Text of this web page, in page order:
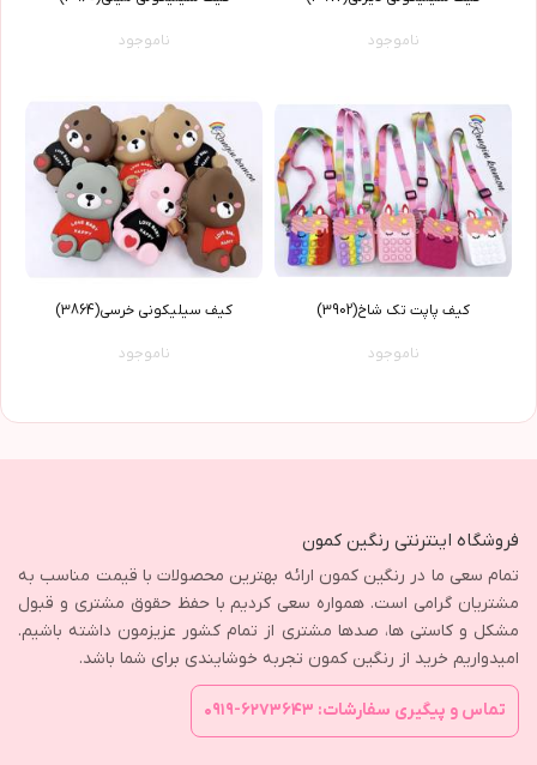
ناموجود ناموجود
کیف پاپت تک شاخ(3902)
ناموجود
کیف سیلیکونی خرسی(3864)
ناموجود
فروشگاه اینترنتی رنگین کمون
تمام سعی ما در رنگین کمون ارائه بهترین محصولات با قیمت مناسب به
مشتریان گرامی است. همواره سعی کردیم با حفظ حقوق مشتری و قبول
مشکل و کاستی ها، صدها مشتری از تمام کشور عزیزمون داشته باشیم.
امیدواریم خرید از رنگین کمون تجربه خوشایندی برای شما باشد.
تماس و پیگیری سفارشات: ۶۲۷۳۶۴۳-۰۹۱۹